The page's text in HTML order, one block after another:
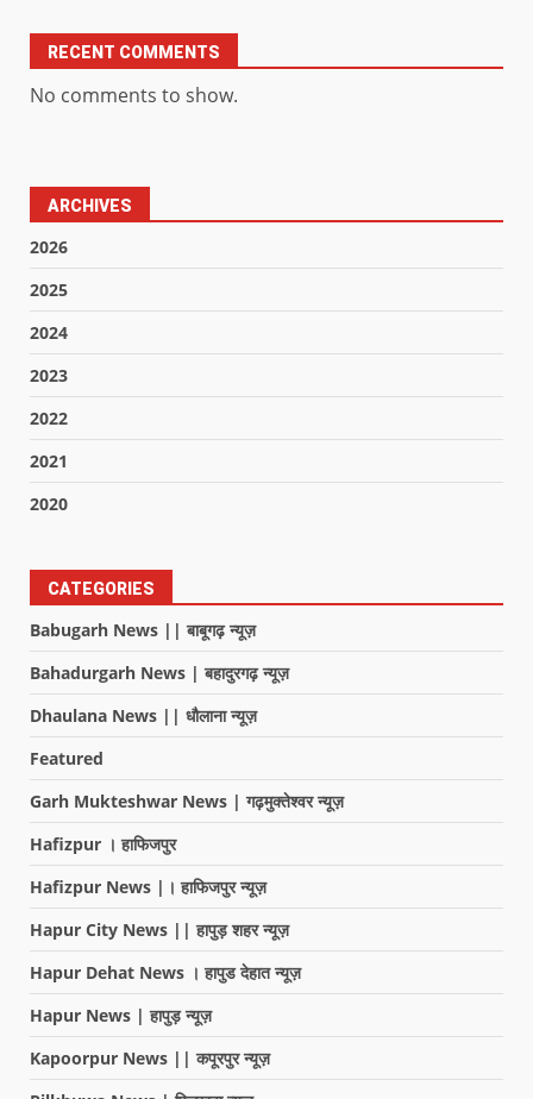
RECENT COMMENTS
No comments to show.
ARCHIVES
2026
2025
2024
2023
2022
2021
2020
CATEGORIES
Babugarh News || बाबूगढ़ न्यूज़
Bahadurgarh News | बहादुरगढ़ न्यूज़
Dhaulana News || धौलाना न्यूज़
Featured
Garh Mukteshwar News | गढ़मुक्तेश्वर न्यूज़
Hafizpur । हाफिजपुर
Hafizpur News |। हाफिजपुर न्यूज़
Hapur City News || हापुड़ शहर न्यूज़
Hapur Dehat News । हापुड देहात न्यूज़
Hapur News | हापुड़ न्यूज़
Kapoorpur News || कपूरपुर न्यूज़